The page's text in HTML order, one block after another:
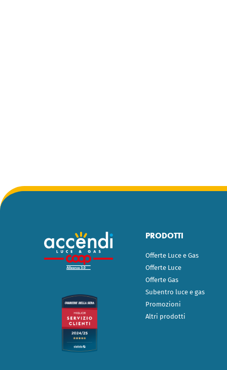
PRODOTTI
Offerte Luce e Gas
Offerte Luce
Offerte Gas
Subentro luce e gas
Promozioni
Altri prodotti